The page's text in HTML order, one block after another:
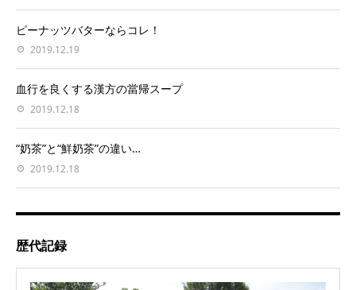
ピーナッツバターならコレ！
2019.12.19
血行を良くする漢方の當帰スープ
2019.12.18
“奶茶”と“鮮奶茶”の違い…
2019.12.18
歴代記録